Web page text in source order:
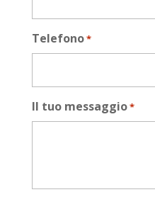
Telefono*
Il tuo messaggio*